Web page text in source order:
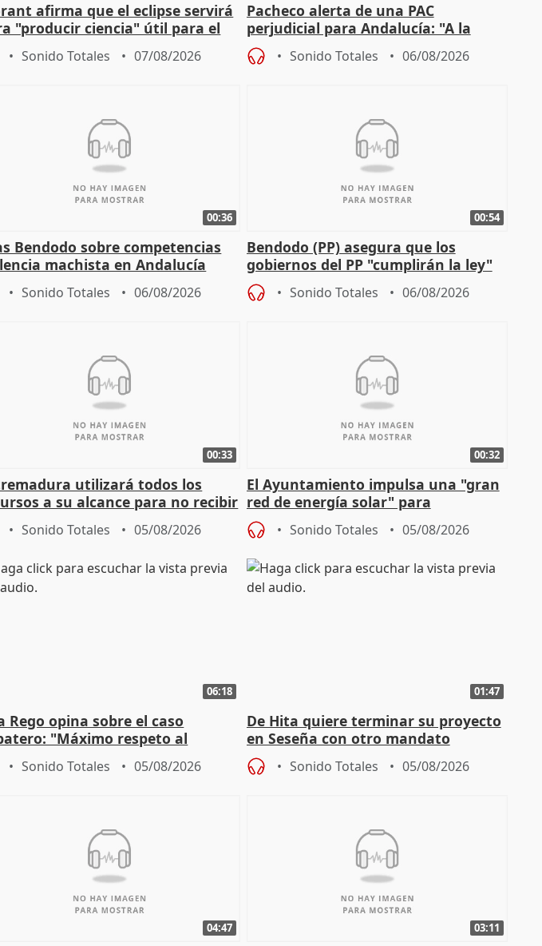
afirma que el eclipse servirá
"producir ciencia" útil para el
del mundo
Sonido Totales 07/08/2026
Pacheco alerta de una PAC
perjudicial para Andalucía: "A la
agricultura hay que protegerla"
Sonido Totales 06/08/2026
00:36
Bendodo sobre competencias
machista en Andalucía
Sonido Totales 06/08/2026
00:54
Bendodo (PP) asegura que los
gobiernos del PP "cumplirán la ley"
sobre los menores migrantes
Sonido Totales 06/08/2026
00:33
utilizará todos los
a su alcance para no recibir
menores migrantes
Sonido Totales 05/08/2026
00:32
El Ayuntamiento impulsa una "gran
red de energía solar" para
autoconsumo
Sonido Totales 05/08/2026
06:18
Rego opina sobre el caso
"Máximo respeto al
judicial"
Sonido Totales 05/08/2026
01:47
De Hita quiere terminar su proyecto
en Seseña con otro mandato
Sonido Totales 05/08/2026
04:47 03:11